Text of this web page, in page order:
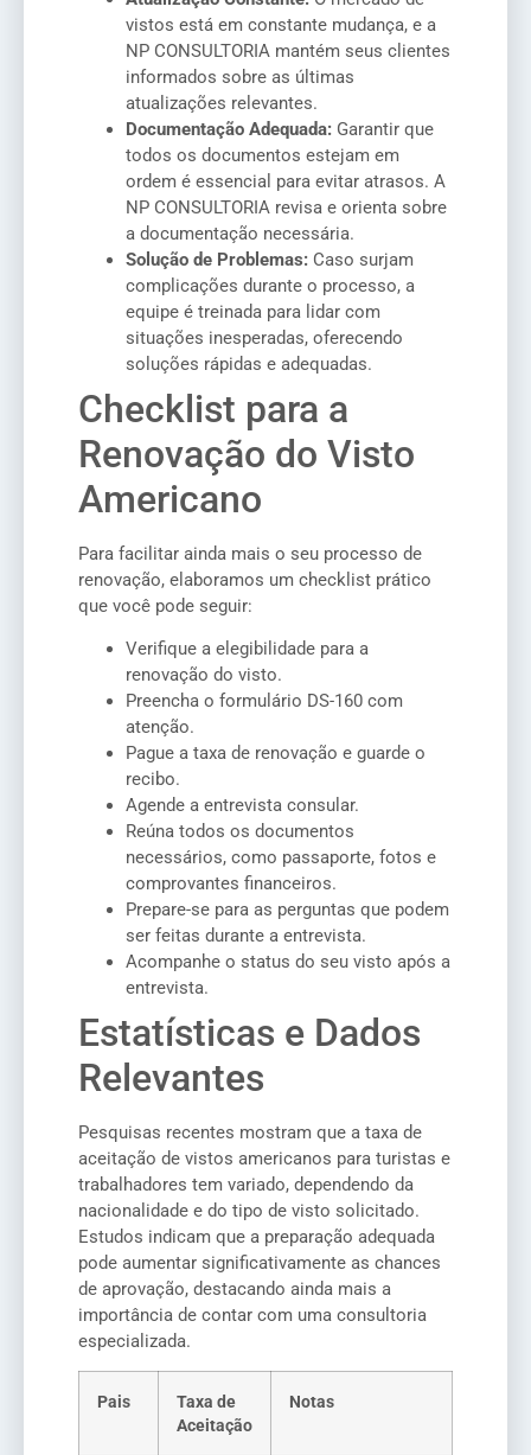
vistos está em constante mudança, e a
NP CONSULTORIA mantém seus clientes
informados sobre as últimas
atualizações relevantes.
Documentação Adequada: Garantir que
todos os documentos estejam em
ordem é essencial para evitar atrasos. A
NP CONSULTORIA revisa e orienta sobre
a documentação necessária.
Solução de Problemas: Caso surjam
complicações durante o processo, a
equipe é treinada para lidar com
situações inesperadas, oferecendo
soluções rápidas e adequadas.
Checklist para a
Renovação do Visto
Americano
Para facilitar ainda mais o seu processo de
renovação, elaboramos um checklist prático
que você pode seguir:
Verifique a elegibilidade para a
renovação do visto.
Preencha o formulário DS-160 com
atenção.
Pague a taxa de renovação e guarde o
recibo.
Agende a entrevista consular.
Reúna todos os documentos
necessários, como passaporte, fotos e
comprovantes financeiros.
Prepare-se para as perguntas que podem
ser feitas durante a entrevista.
Acompanhe o status do seu visto após a
entrevista.
Estatísticas e Dados
Relevantes
Pesquisas recentes mostram que a taxa de
aceitação de vistos americanos para turistas e
trabalhadores tem variado, dependendo da
nacionalidade e do tipo de visto solicitado.
Estudos indicam que a preparação adequada
pode aumentar significativamente as chances
de aprovação, destacando ainda mais a
importância de contar com uma consultoria
especializada.
Pais
Taxa de
Aceitação
Notas